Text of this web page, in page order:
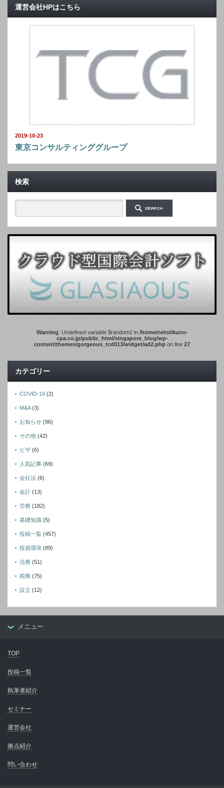
運営会社HPはこちら
2019-10-23
東京コンサルティンググループ
検索
Warning: Undefined variable $random2 in /home/netst/kuno-
cpa.co.jp/public_html/singapore_blog/wp-
content/themes/gorgeous_tcd013/widget/ad2.php on line 27
カテゴリー
COVID-19 (2)
M&A(3)
お知らせ (96)
その他 (42)
ビザ (6)
人気記事 (69)
会社法 (6)
会計 (13)
労務 (182)
基礎知識 (5)
投稿一覧 (457)
投資環境 (89)
法務 (51)
税務 (75)
設立 (12)
メニュー
TOP
投稿一覧
執筆者紹介
セミナー
運営会社
拠点紹介
問い合わせ